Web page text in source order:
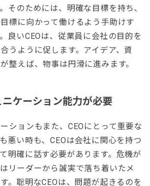
そのためには、明確な目標を持ち、
標に向かって働けるよう手助けす
良いCEOは、従業員に会社の目的を
うように促します。アイデア、資
整えば、物事は円滑に進みます。
ケーション能力が必要
ションもまた、CEOにとって重要な
悪い時も、CEOは会社に関心を持つ
明確に話す必要があります。危機が
リーダーから誠実で落ち着いたメ
。聡明なCEOは、問題が起きるのを